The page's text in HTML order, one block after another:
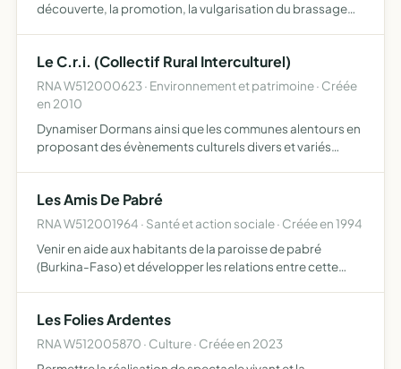
découverte, la promotion, la vulgarisation du brassage
Le C.r.i. (Collectif Rural Interculturel)
RNA W512000623 · Environnement et patrimoine · Créée
en 2010
Dynamiser Dormans ainsi que les communes alentours en
proposant des évènements culturels divers et variés
arti…
Les Amis De Pabré
RNA W512001964 · Santé et action sociale · Créée en 1994
Venir en aide aux habitants de la paroisse de pabré
(Burkina-Faso) et développer les relations entre cette
Les Folies Ardentes
RNA W512005870 · Culture · Créée en 2023